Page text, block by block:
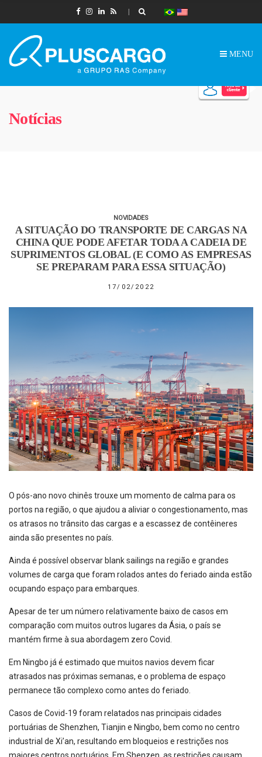
MENU
Notícias
NOVIDADES
A SITUAÇÃO DO TRANSPORTE DE CARGAS NA
CHINA QUE PODE AFETAR TODA A CADEIA DE
SUPRIMENTOS GLOBAL (E COMO AS EMPRESAS
SE PREPARAM PARA ESSA SITUAÇÃO)
17/02/2022
O pós-ano novo chinês trouxe um momento de calma para os
portos na região, o que ajudou a aliviar o congestionamento, mas
os atrasos no trânsito das cargas e a escassez de contêineres
ainda são presentes no país.
Ainda é possível observar blank sailings na região e grandes
volumes de carga que foram rolados antes do feriado ainda estão
ocupando espaço para embarques.
Apesar de ter um número relativamente baixo de casos em
comparação com muitos outros lugares da Ásia, o país se
mantém firme à sua abordagem zero Covid.
Em Ningbo já é estimado que muitos navios devem ficar
atrasados nas próximas semanas, e o problema de espaço
permanece tão complexo como antes do feriado.
Casos de Covid-19 foram relatados nas principais cidades
portuárias de Shenzhen, Tianjin e Ningbo, bem como no centro
industrial de Xi’an, resultando em bloqueios e restrições nos
maiores centros portuários. Em Shenzen, as restrições causam